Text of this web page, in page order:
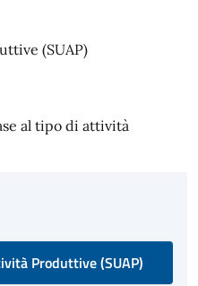
(SUAP)
al tipo di attività
Produttive (SUAP)